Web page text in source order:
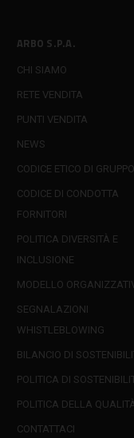
ARBO S.P.A.
CHI SIAMO
RETE VENDITA
PUNTI VENDITA
NEWS
CODICE ETICO DI GRUPPO
CODICE DI CONDOTTA
FORNITORI
POLITICA DIVERSITÀ E
INCLUSIONE
MODELLO
SEGNALAZIONI
WHISTLEBLOWING
BILANCIO DI
POLITICA DI
POLITICA DELLA
CONTATTACI